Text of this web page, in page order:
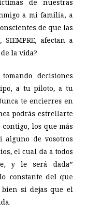
de nuestras
a mi familia, a
de que las
afectan a
la vida?
decisiones
a tu piloto, a tu
te encierres en
podrás estrellarte
los que más
alguno de vosotros
el cual da a todos
y le será dada”
constante del que
bien si dejas que el